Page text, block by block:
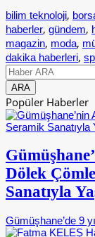
bilim teknoloji,
haberler, gündem,
magazin, moda,
dakika haberleri,
Popüler Haberler
Dölek
Sanatıyla
Gümüşhane’de 9